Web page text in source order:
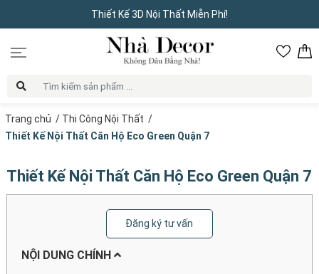
Thiết Kế 3D Nội Thất Miễn Phí!
Trang chủ / Thi Công Nội Thất /
Thiết Kế Nội Thất Căn Hộ Eco Green Quận 7
Thiết Kế Nội Thất Căn Hộ Eco Green Quận 7
Đăng ký tư vấn
NỘI DUNG CHÍNH